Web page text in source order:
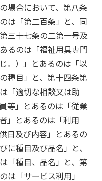
場合において、第八条
は「第二百条」と、同
三十七条の二第一号及
るのは「福祉用具専門
。）」とあるのは「以
種目」と、第十四条第
「適切な相談又は助
等」とあるのは「従業
」とあるのは「利用
日及び内容」とあるの
に種目及び品名」と、
「種目、品名」と、第
は「サービス利用」